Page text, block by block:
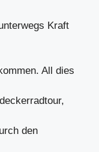
Kraft
All dies
den